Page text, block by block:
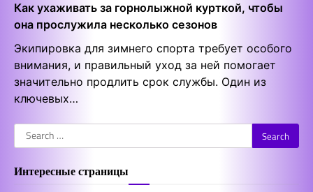
Как ухаживать за горнолыжной курткой, чтобы
она прослужила несколько сезонов
Экипировка для зимнего спорта требует особого
внимания, и правильный уход за ней помогает
значительно продлить срок службы. Один из
ключевых…
Search
for:
Интересные страницы